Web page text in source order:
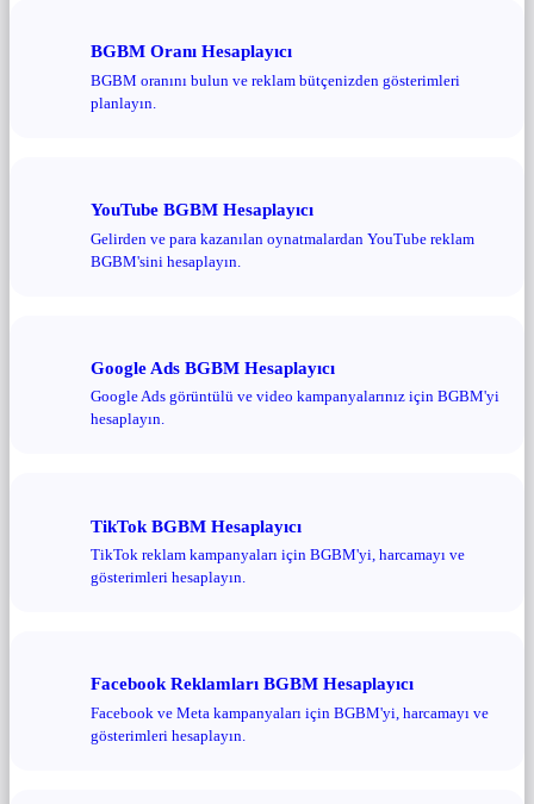
BGBM Oranı Hesaplayıcı
BGBM oranını bulun ve reklam bütçenizden gösterimleri
planlayın.
YouTube BGBM Hesaplayıcı
Gelirden ve para kazanılan oynatmalardan YouTube reklam
BGBM'sini hesaplayın.
Google Ads BGBM Hesaplayıcı
Google Ads görüntülü ve video kampanyalarınız için BGBM'yi
hesaplayın.
TikTok BGBM Hesaplayıcı
TikTok reklam kampanyaları için BGBM'yi, harcamayı ve
gösterimleri hesaplayın.
Facebook Reklamları BGBM Hesaplayıcı
Facebook ve Meta kampanyaları için BGBM'yi, harcamayı ve
gösterimleri hesaplayın.